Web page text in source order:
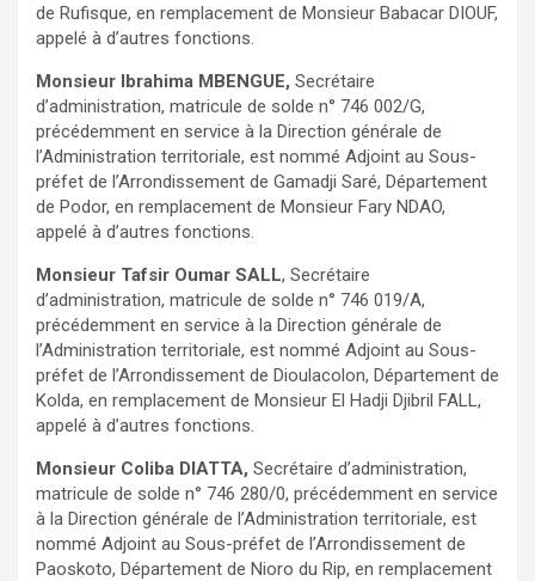
de Rufisque, en remplacement de Monsieur Babacar DIOUF,
appelé à d’autres fonctions.
Monsieur Ibrahima MBENGUE, Secrétaire
d’administration, matricule de solde n° 746 002/G,
précédemment en service à la Direction générale de
l’Administration territoriale, est nommé Adjoint au Sous-
préfet de l’Arrondissement de Gamadji Saré, Département
de Podor, en remplacement de Monsieur Fary NDAO,
appelé à d’autres fonctions.
Monsieur Tafsir Oumar SALL, Secrétaire
d’administration, matricule de solde n° 746 019/A,
précédemment en service à la Direction générale de
l’Administration territoriale, est nommé Adjoint au Sous-
préfet de l’Arrondissement de Dioulacolon, Département de
Kolda, en remplacement de Monsieur El Hadji Djibril FALL,
appelé à d’autres fonctions.
Monsieur Coliba DIATTA, Secrétaire d’administration,
matricule de solde n° 746 280/0, précédemment en service
à la Direction générale de l’Administration territoriale, est
nommé Adjoint au Sous-préfet de l’Arrondissement de
Paoskoto, Département de Nioro du Rip, en remplacement